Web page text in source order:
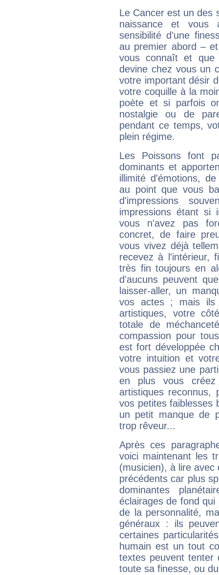
Le Cancer est un des
naissance et vous
sensibilité d'une
au premier abord –
vous connaît et
devine chez vous un
votre important désir
votre coquille à la
poète et si parfois
nostalgie ou de
pendant ce temps,
plein régime.
Les Poissons font
dominants et
illimité d'émotions,
au point que vous
d'impressions
impressions étant si
vous n'avez pas
concret, de faire
vous vivez déjà
recevez à l'intérieur,
très fin toujours en
d'aucuns peuvent
laisser-aller, un
vos actes ; mais ils
artistiques, votre
totale de
compassion pour
est fort développée
votre intuition et
vous passiez une
en plus vous
artistiques reconnus,
vos petites faiblesses
un petit manque de
trop rêveur...
Après ces
voici maintenant les
(musicien), à lire
précédents car plus
dominantes
éclairages de fond
de la personnalité,
généraux : ils
certaines
humain est un tout
textes peuvent tenter
toute sa finesse, ou